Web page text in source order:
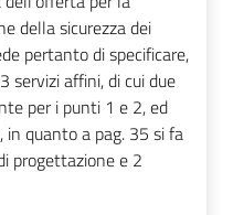
della sicurezza dei
pertanto di specificare,
servizi affini, di cui due
per i punti 1 e 2, ed
in quanto a pag. 35 si fa
progettazione e 2